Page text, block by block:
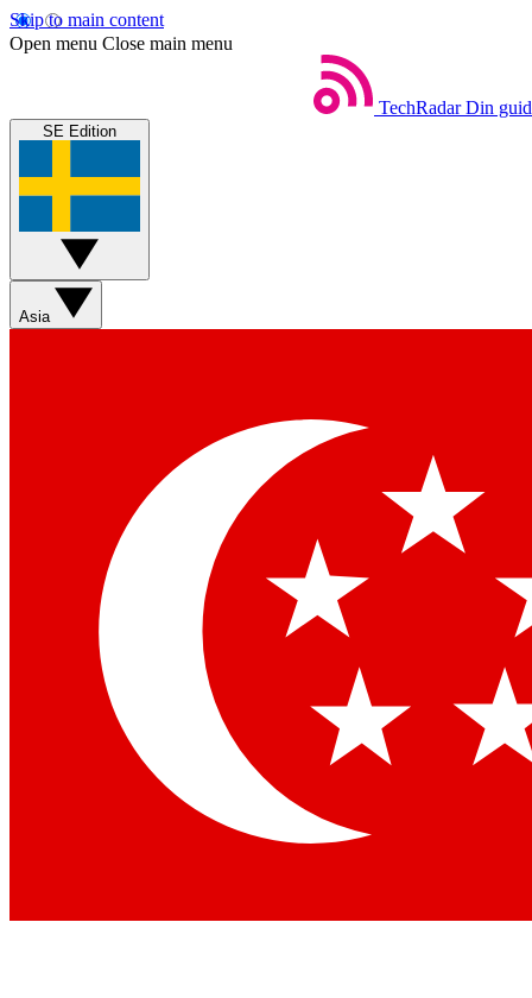
Skip to main content
Open menu Close main menu
TechRadar Din
SE Edition
Asia